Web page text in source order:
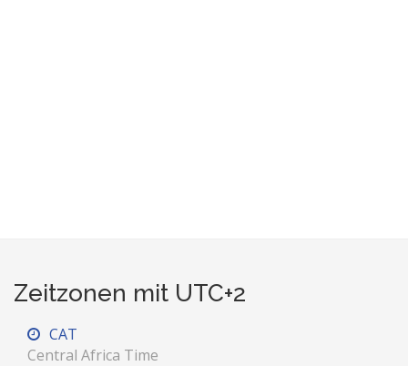
Zeitzonen mit UTC+2
CAT
Central Africa Time